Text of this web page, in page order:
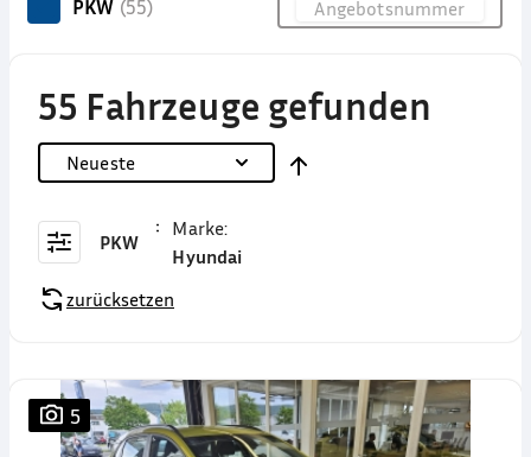
PKW (55)
55 Fahrzeuge gefunden
Neueste
PKW
Marke:
Hyundai
zurücksetzen
5